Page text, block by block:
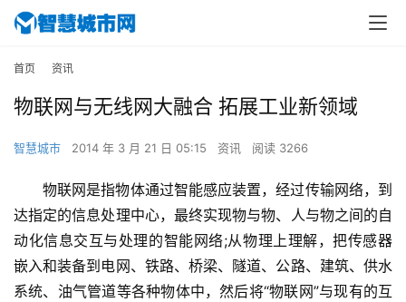
首页 资讯
物联网与无线网大融合 拓展工业新领域
智慧城市 2014 年 3 月 21 日 05:15 资讯 阅读 3266
物联网是指物体通过智能感应装置，经过传输网络，到
达指定的信息处理中心，最终实现物与物、人与物之间的自
动化信息交互与处理的智能网络;从物理上理解，把传感器
嵌入和装备到电网、铁路、桥梁、隧道、公路、建筑、供水
系统、油气管道等各种物体中，然后将“物联网”与现有的互